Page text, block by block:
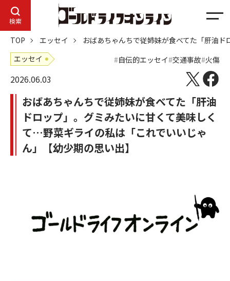
検索
メ
ニ
ュ
ー
TOP エッセイ
おばあちゃんちで従姉妹が食べてた「肝油
エッセイ
自伝的エッセイ 交通事故 火傷
2026.06.03
おばあちゃんちで従姉妹が食べてた「肝油
ドロップ」。グミみたいに甘くて美味しく
て…野菜ギライの私は「これでいいじゃ
ん」【幼少期の思い出】